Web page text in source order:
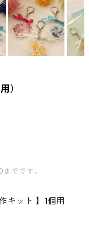
）
でです。
キット 】1個用